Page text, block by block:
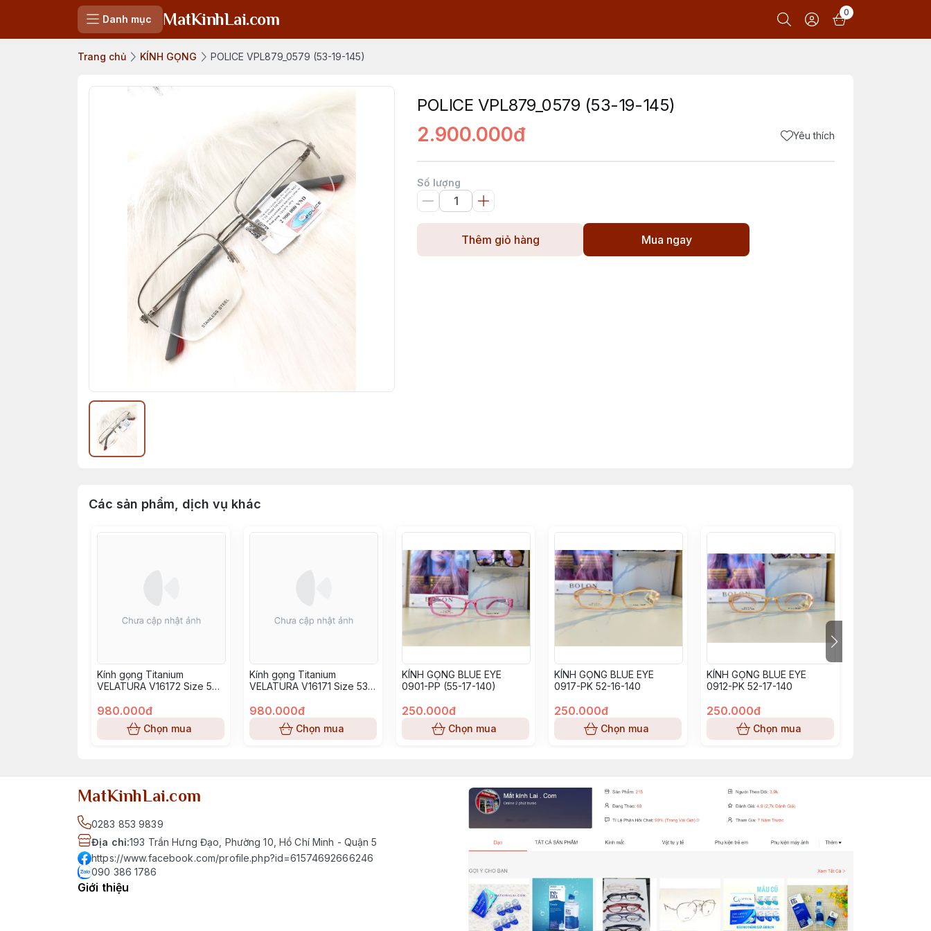
Danh mục MatKinhLai.com 0
Trang chủ KÍNH GỌNG POLICE VPL879_0579 (53-19-145)
POLICE VPL879_0579 (53-19-145)
2.900.000đ Yêu thích
Số lượng
Thêm giỏ hàng Mua ngay
Các sản phẩm, dịch vụ khác
Kính gọng Titanium
VELATURA V16172 Size 52-
980.000đ
Chọn mua
Kính gọng Titanium
VELATURA V16171 Size 53-
980.000đ
Chọn mua
KÍNH GỌNG BLUE EYE
0901-PP (55-17-140)
250.000đ
Chọn mua
KÍNH GỌNG BLUE EYE
0917-PK 52-16-140
250.000đ
Chọn mua
KÍNH GỌNG BLUE EYE
0912-PK 52-17-140
250.000đ
Chọn mua
MatKinhLai.com
0283 853 9839
Địa chỉ:193 Trần Hưng Đạo, Phường 10, Hồ Chí Minh - Quận 5
https://www.facebook.com/profile.php?id=61574692666246
090 386 1786
Giới thiệu